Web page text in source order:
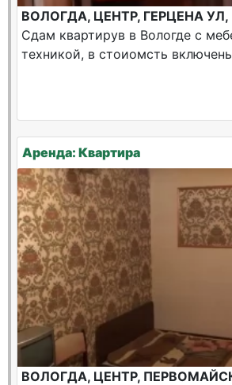
ВОЛОГДА, ЦЕНТР, ГЕРЦЕНА
Сдам квартирув в Вологде с
техникой, в стоиомсть
Аренда: Квартира
ВОЛОГДА, ЦЕНТР,